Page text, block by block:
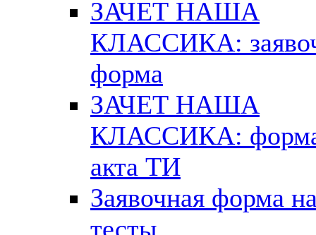
ЗАЧЕТ НАША
КЛАССИКА:
форма
ЗАЧЕТ НАША
КЛАССИКА:
акта ТИ
Заявочная форма
тесты